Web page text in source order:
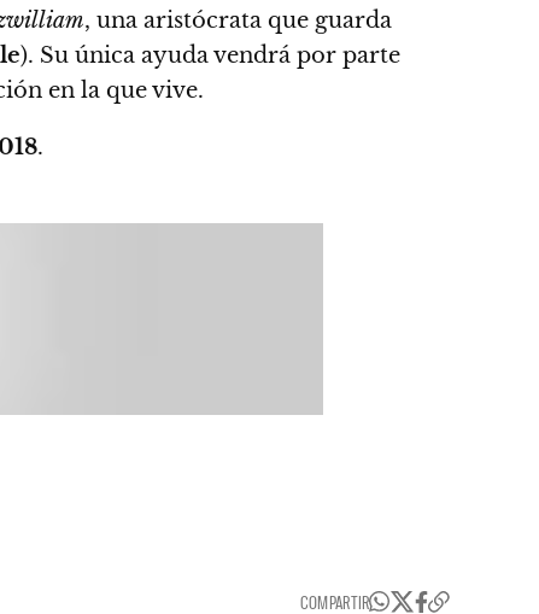
, una aristócrata que guarda
). Su única ayuda vendrá por parte
en la que vive.
.
COMPARTIR